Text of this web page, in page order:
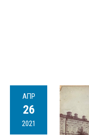
АПР
26
2021